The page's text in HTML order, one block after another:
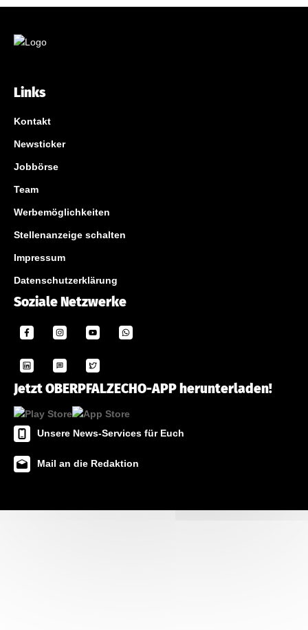
Links
Kontakt
Newsticker
Jobbörse
Team
Werbemöglichkeiten
Stellenanzeige schalten
Impressum
Datenschutzerklärung
Soziale Netzwerke
Jetzt OBERPFALZECHO-APP herunterladen!
Unsere News-Services für Euch
Mail an die Redaktion